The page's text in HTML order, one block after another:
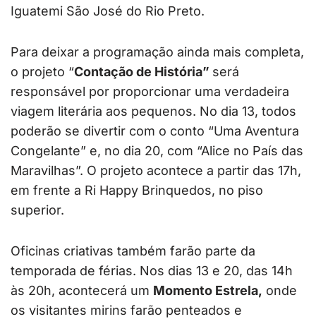
Iguatemi São José do Rio Preto.
Para deixar a programação ainda mais completa,
o projeto “Contação de História” será
responsável por proporcionar uma verdadeira
viagem literária aos pequenos. No dia 13, todos
poderão se divertir com o conto “Uma Aventura
Congelante” e, no dia 20, com “Alice no País das
Maravilhas”. O projeto acontece a partir das 17h,
em frente a Ri Happy Brinquedos, no piso
superior.
Oficinas criativas também farão parte da
temporada de férias. Nos dias 13 e 20, das 14h
às 20h, acontecerá um Momento Estrela, onde
os visitantes mirins farão penteados e